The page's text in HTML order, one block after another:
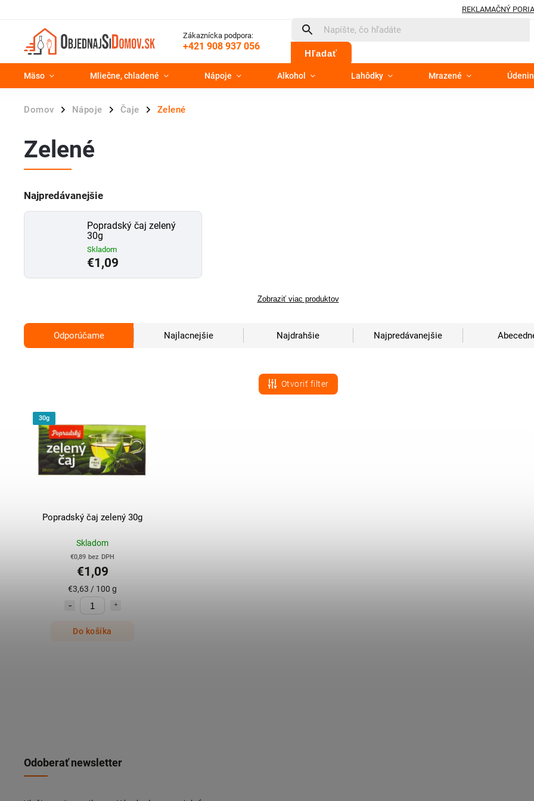
REKLAMAČNÝ
Zákaznícka podpora:
+421 908 937 056
Hľadať
Mäso Mliečne, chladené Nápoje Alkohol Lahôdky Mrazené
Domov / Nápoje / Čaje / Zelené
Zelené
Najpredávanejšie
Popradský čaj zelený
30g
Skladom
€1,09
Zobraziť viac produktov
Odporúčame Najlacnejšie Najdrahšie Najpredávanejšie
Otvoriť filter
30g
Popradský čaj zelený 30g
Skladom
€0,89 bez DPH
€1,09
€3,63 / 100 g
Do košíka
Odoberať newsletter